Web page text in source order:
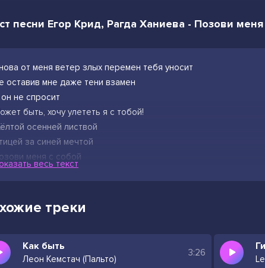
песни Егор Крид, Рагда Ханиева - Позови
от меня ветер злых перемен тебя уносит
оставив мне даже тени взамен
не спросит
быть, хочу улететь я с тобой!
осенней листвой
за синей мечтой
меня с собой
сквозь злые ночи
приду туда, где ты
разбитые мечты
снова силу высоты
весь текст
треки
Как быть
Леон Кемстач (Пальто)
3:26